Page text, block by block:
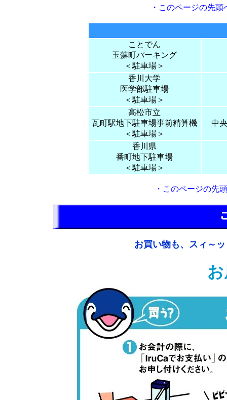
・ このページの先頭
ことでん
玉藻町パーキング
＜駐車場＞
香川大学
医学部駐車場
＜駐車場＞
高松市立
瓦町駅地下駐車場事前精算機
＜駐車場＞
中
香川県
番町地下駐車場
＜駐車場＞
・ このページの先
お買い物も、スィ～